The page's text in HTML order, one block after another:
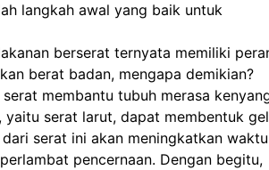
langkah awal yang baik untuk
berserat ternyata memiliki
berat badan, mengapa demikian?
membantu tubuh merasa
yaitu serat larut, dapat membentuk gel
serat ini akan meningkatkan waktu
pencernaan. Dengan begitu,